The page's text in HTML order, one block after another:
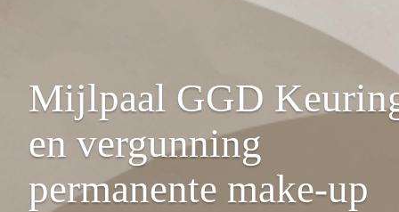
Mijlpaal GGD
en vergunning
permanente make-up